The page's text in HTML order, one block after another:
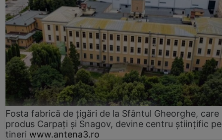
Fosta fabrică de țigări de la Sfântul Gheorghe, care
produs Carpați și Snagov, devine centru științific
tineri www.antena3.ro